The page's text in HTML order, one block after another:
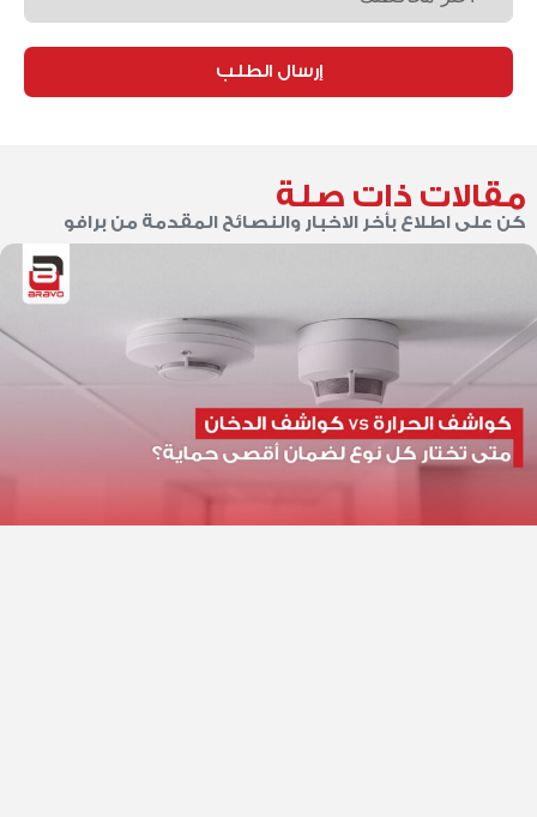
إرسال الطلب
مقالات ذات صلة
كن على اطلاع بأخر الاخبار والنصائح المقدمة من برافو